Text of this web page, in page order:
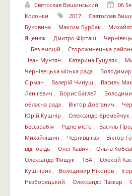
Святослав Вишинський
06
Колонки
2017, Святослав
Буковина, Максим Бурбак
Яценюк
Дмитро Фірташ
Без емоцій Сторожинецька
Іван Мунтян
Катерина Гуцуляк
Чернівецька міська рада,
Сірман
Валерій Чинуш Василь
Ленігевич
Борис Баглей
обласна рада, Віктор Довганич
Юрій Кушнір
Олександр Єремейчук
Бессарабія, Рідне місто Василь
Михайлішин
Чернівцігаз, Віктор
відповідь
Олег Хавич Ольга
Олександр Фищук
ТВА, Олексій
Кушнірик
Володимир Ніконов,
Незборецький
Олександр Паскар